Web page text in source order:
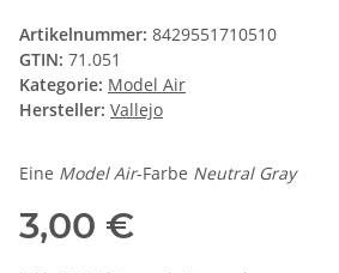
Artikelnummer: 8429551710510
GTIN: 71.051
Kategorie: Model Air
Hersteller: Vallejo
Eine Model Air-Farbe Neutral Gray
3,00 €